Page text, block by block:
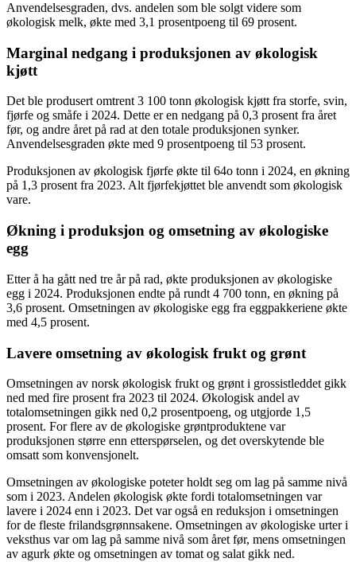
Anvendelsesgraden, dvs. andelen som ble solgt videre som
økologisk melk, økte med 3,1 prosentpoeng til 69 prosent.
Marginal nedgang i produksjonen av økologisk
kjøtt
Det ble produsert omtrent 3 100 tonn økologisk kjøtt fra storfe, svin,
fjørfe og småfe i 2024. Dette er en nedgang på 0,3 prosent fra året
før, og andre året på rad at den totale produksjonen synker.
Anvendelsesgraden økte med 9 prosentpoeng til 53 prosent.
Produksjonen av økologisk fjørfe økte til 64o tonn i 2024, en økning
på 1,3 prosent fra 2023. Alt fjørfekjøttet ble anvendt som økologisk
vare.
Økning i produksjon og omsetning av økologiske
egg
Etter å ha gått ned tre år på rad, økte produksjonen av økologiske
egg i 2024. Produksjonen endte på rundt 4 700 tonn, en økning på
3,6 prosent. Omsetningen av økologiske egg fra eggpakkeriene økte
med 4,5 prosent.
Lavere omsetning av økologisk frukt og grønt
Omsetningen av norsk økologisk frukt og grønt i grossistleddet gikk
ned med fire prosent fra 2023 til 2024. Økologisk andel av
totalomsetningen gikk ned 0,2 prosentpoeng, og utgjorde 1,5
prosent. For flere av de økologiske grøntproduktene var
produksjonen større enn etterspørselen, og det overskytende ble
omsatt som konvensjonelt.
Omsetningen av økologiske poteter holdt seg om lag på samme nivå
som i 2023. Andelen økologisk økte fordi totalomsetningen var
lavere i 2024 enn i 2023. Det var også en reduksjon i omsetningen
for de fleste frilandsgrønnsakene. Omsetningen av økologiske urter i
veksthus var om lag på samme nivå som året før, mens omsetningen
av agurk økte og omsetningen av tomat og salat gikk ned.